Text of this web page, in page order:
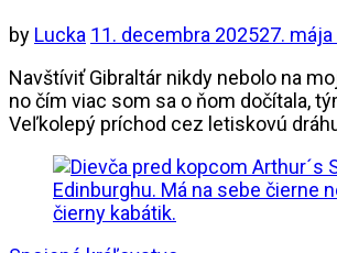
by Lucka 11. decembra 202527.
Navštíviť Gibraltár nikdy nebolo na
no čím viac som sa o ňom dočítala,
Veľkolepý príchod cez letiskovú